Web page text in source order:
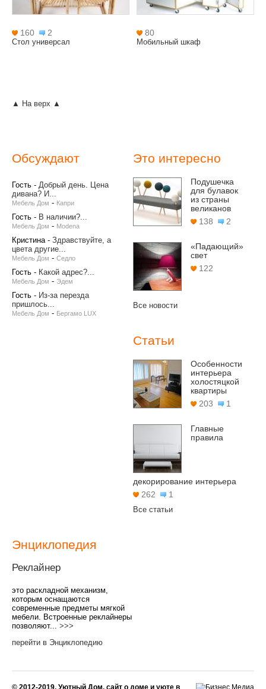
160 2
Стол универсал
80
Мобильный шкаф
▲ На верх ▲
Обсуждают
Гость - Добрый день. Цена
дивана? И...
Мебель Дом - Капри
Гость - В наличии?...
Мебель Дом - Modena
Кристина - Здравствуйте, а
цвета другие...
Мебель Дом - Седло
Гость - Какой адрес?...
Мебель Дом - Эдем
Гость - Из-за перезда
пришлось...
Мебель Дом - Бергамо LUX
Это интересно
Подушечка
для булавок
из страны
великанов
138
2
«Падающий»
свет
122
Все новости
Статьи
Особенности
интерьера
холостяцкой
квартиры
203
1
Главные
правила
декорирование интерьера
262
1
Все статьи
Энциклопедия
Реклайнер
это раскладной механизм,
которым оснащаются
современные предметы мягкой
мебели. Встроенные реклайнеры
позволяют...
>>>
перейти в Энциклопедию
© 2012-2019, Уютный Дом, сайт о доме и уюте в